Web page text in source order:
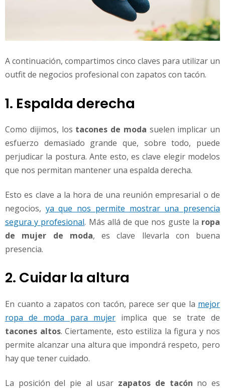
A continuación, compartimos cinco claves para utilizar un
outfit de negocios profesional con zapatos con tacón.
1. Espalda derecha
Como dijimos, los tacones de moda suelen implicar un
esfuerzo demasiado grande que, sobre todo, puede
perjudicar la postura. Ante esto, es clave elegir modelos
que nos permitan mantener una espalda derecha.
Esto es clave a la hora de una reunión empresarial o de
negocios, ya que nos permite mostrar una presencia
segura y profesional. Más allá de que nos guste la ropa
de mujer de moda, es clave llevarla con buena
presencia.
2. Cuidar la altura
En cuanto a zapatos con tacón, parece ser que la mejor
ropa de moda para mujerimplica que se trate de
tacones altos. Ciertamente, esto estiliza la figura y nos
permite alcanzar una altura que impondrá respeto, pero
hay que tener cuidado.
La posición del pie al usar zapatos de tacón no es